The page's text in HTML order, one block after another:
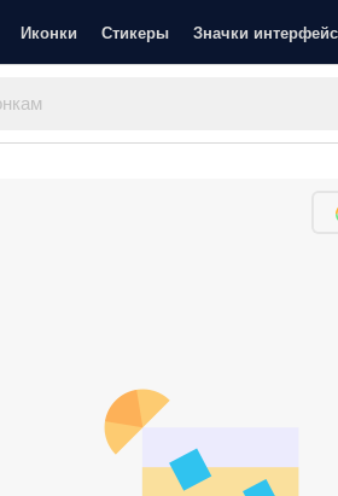
Иконки Стикеры Значки